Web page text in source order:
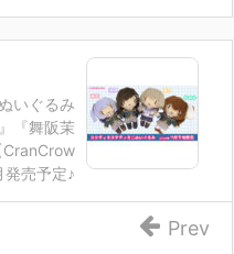
いぐるみ
『舞阪茉
CranCrow
売予定♪
Prev